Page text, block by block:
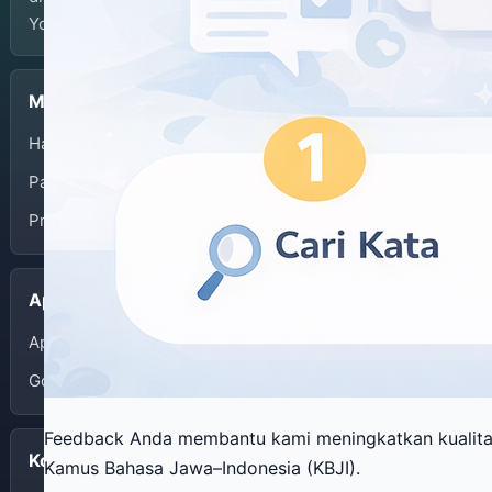
Feedback Anda membantu kami meningkatkan
Kamus Bahasa Jawa–Indonesia (KBJI).
Yogyakarta.
Menu
Halaman Depan
Panduan Penggunaan
Privacy Policy
Aplikasi
App Store
Google Play
Kontak